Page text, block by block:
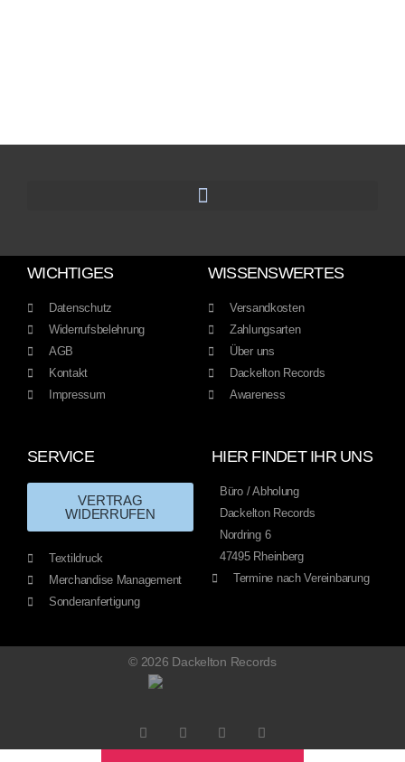
WICHTIGES
Datenschutz
Widerrufsbelehrung
AGB
Kontakt
Impressum
WISSENSWERTES
Versandkosten
Zahlungsarten
Über uns
Dackelton Records
Awareness
SERVICE
VERTRAG
WIDERRUFEN
Textildruck
Merchandise Management
Sonderanfertigung
HIER FINDET IHR UNS
Büro / Abholung
Dackelton Records
Nordring 6
47495 Rheinberg
Termine nach Vereinbarung
© 2026 Dackelton Records